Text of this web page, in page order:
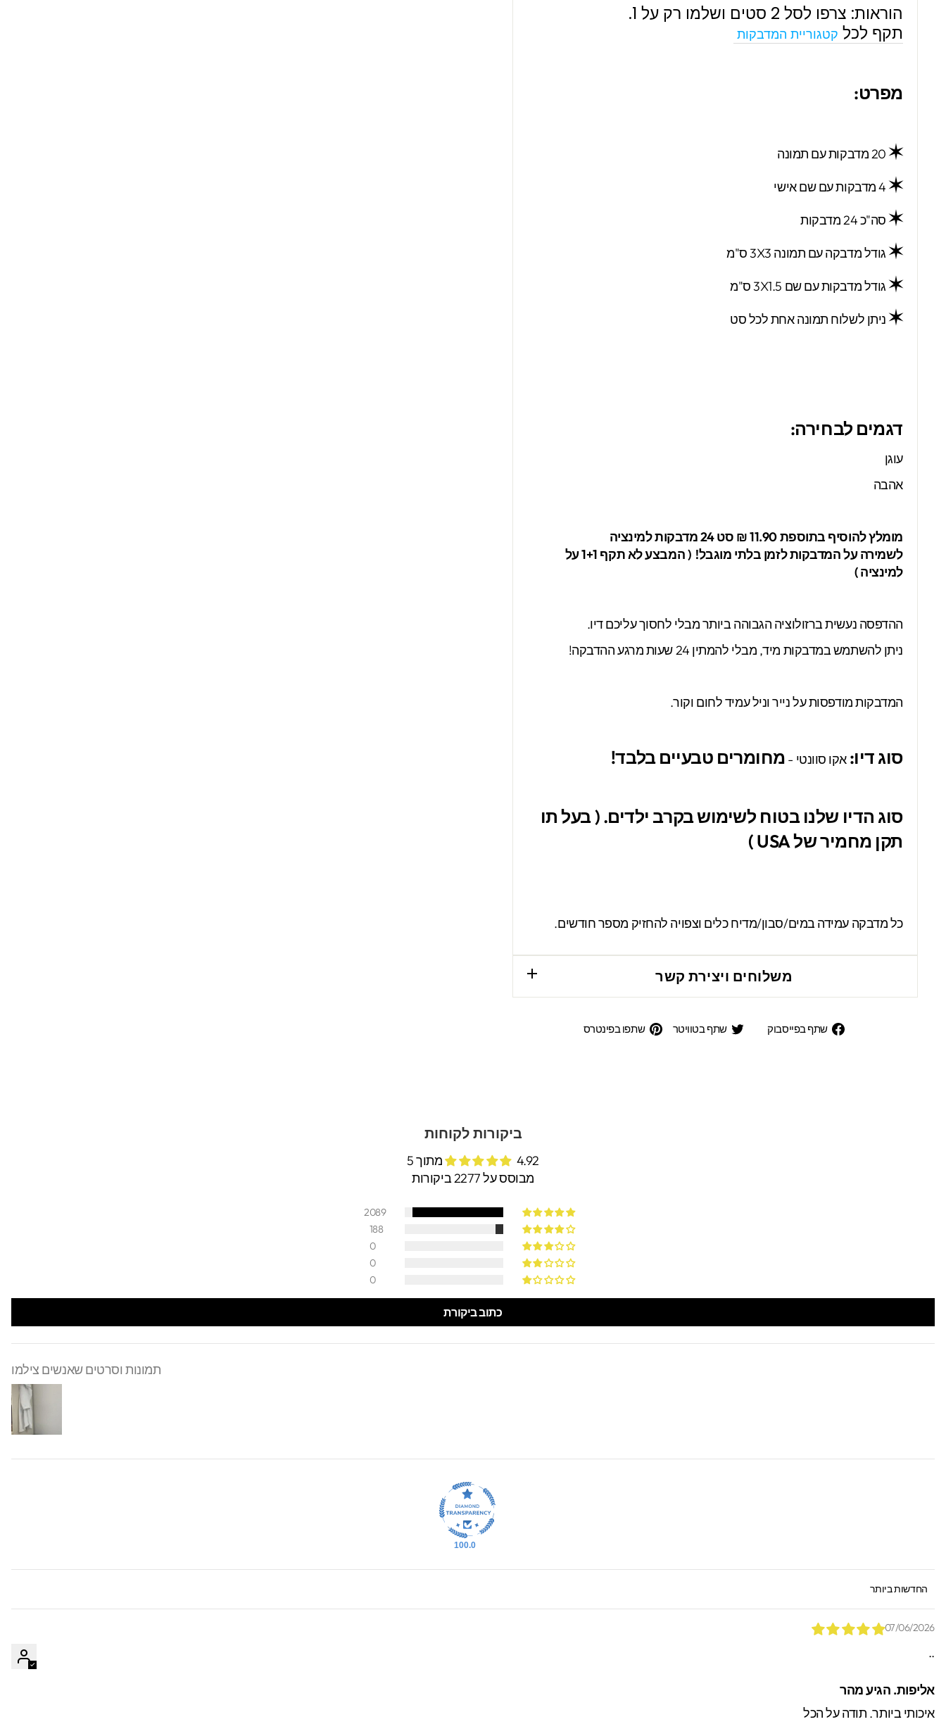
הוראות: צרפו לסל 2 סטים ושלמו רק על 1.
תקף לכל קטגוריית המדבקות
מפרט:
✶
✶
✶ סה"כ 24 מדבקות
✶ גודל מדבקה עם תמונה 3X3 ס"מ
✶ גודל מדבקות עם שם 3X1.5 ס"מ
✶ ניתן לשלוח תמונה אחת לכל סט
דגמים לבחירה:
עוגן
אהבה
מומלץ להוסיף בתוספת 11.90 ₪ סט 24 מדבקות למינציה
לשמירה על המדבקות לזמן בלתי מוגבל! ( המבצע לא תקף 1+1 על
למינציה )
ההדפסה נעשית ברזולוציה הגבוהה ביותר מבלי לחסוך עליכם דיו.
ניתן להשתמש במדבקות מיד, מבלי להמתין 24 שעות מרגע ההדבקה!
המדבקות מודפסות על נייר וניל עמיד לחום וקור.
סוג ​דיו: אקו סוונטי - מחומרים טבעיים בלבד!
סוג הדיו שלנו בטוח לשימוש בקרב ילדים. ( בעל תו
תקן מחמיר של USA )
כל מדבקה עמידה במים/סבון/מדיח כלים וצפויה להחזיק מספר חודשים.
משלוחים ויצירת קשר
*הזמנות באיסוף עצמי ישמרו בסטודיו עד 60 ימים. מעבר לזמן זה לא
ניתן לאתר / לקבל הזמנות.
שתף בפייסבוק
שתף שתף בטוויטר
שתףשתפו בפינטרס
ביקורות לקוחות
4.92 מתוך 5
מבוסס על 2277 ביקורות
2089
188
0
0
0
כתוב ביקורת
תמונות וסרטים שאנשים צילמו
100.0
SORT BY
07/06/2026
..
אליפות. הגיע מהר
איכותי ביותר. תודה על הכל